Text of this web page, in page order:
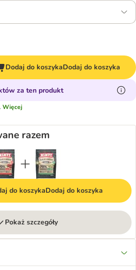
Dodaj do koszykaDodaj do koszyka
za ten produkt
Więcej
razem
do koszykaDodaj do koszyka
Pokaż szczegóły